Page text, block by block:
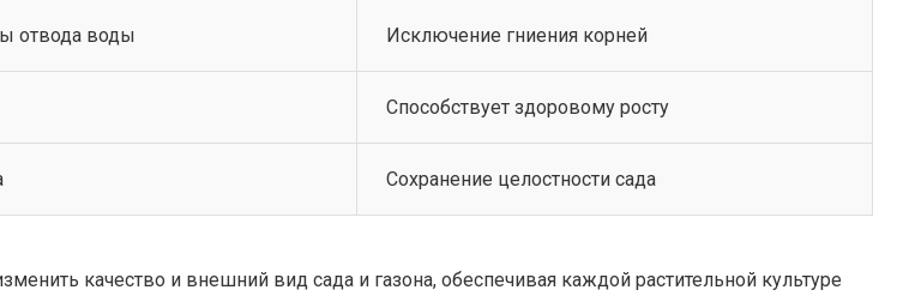
отвода воды Исключение гниения корней
Способствует здоровому росту
Сохранение целостности сада
качество и внешний вид сада и газона, обеспечивая каждой растительной культуре